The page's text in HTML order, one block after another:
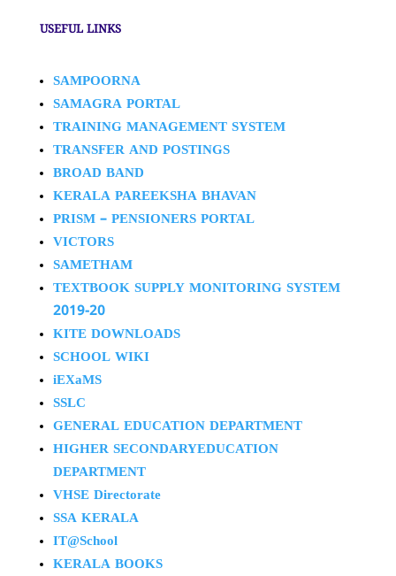
USEFUL LINKS
SAMPOORNA
SAMAGRA PORTAL
TRAINING MANAGEMENT SYSTEM
TRANSFER AND POSTINGS
BROAD BAND
KERALA PAREEKSHA BHAVAN
PRISM – PENSIONERS PORTAL
VICTORS
SAMETHAM
TEXTBOOK SUPPLY MONITORING SYSTEM
2019-20
KITE DOWNLOADS
SCHOOL WIKI
iEXaMS
SSLC
GENERAL EDUCATION DEPARTMENT
HIGHER SECONDARYEDUCATION
DEPARTMENT
VHSE Directorate
SSA KERALA
IT@School
KERALA BOOKS